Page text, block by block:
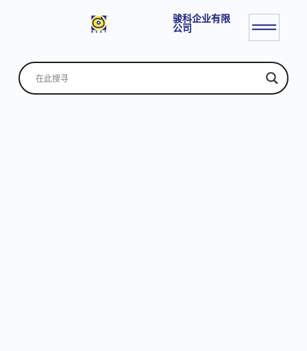
骏科企业有限
公司